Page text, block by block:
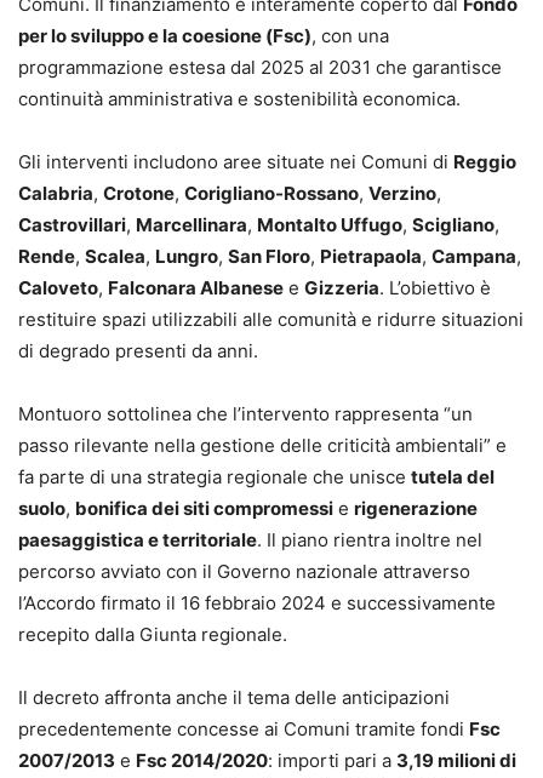
per lo sviluppo e la coesione (Fsc), con una
programmazione estesa dal 2025 al 2031 che garantisce
continuità amministrativa e sostenibilità economica.
Gli interventi includono aree situate nei Comuni di Reggio
Calabria, Crotone, Corigliano-Rossano, Verzino,
Castrovillari, Marcellinara, Montalto Uffugo, Scigliano,
Rende, Scalea, Lungro, San Floro, Pietrapaola, Campana,
Caloveto, Falconara Albanese e Gizzeria. L’obiettivo è
restituire spazi utilizzabili alle comunità e ridurre situazioni
di degrado presenti da anni.
Montuoro sottolinea che l’intervento rappresenta “un
passo rilevante nella gestione delle criticità ambientali” e
fa parte di una strategia regionale che unisce tutela del
suolo, bonifica dei siti compromessi e rigenerazione
paesaggistica e territoriale. Il piano rientra inoltre nel
percorso avviato con il Governo nazionale attraverso
l’Accordo firmato il 16 febbraio 2024 e successivamente
recepito dalla Giunta regionale.
Il decreto affronta anche il tema delle anticipazioni
precedentemente concesse ai Comuni tramite fondi Fsc
2007/2013 e Fsc 2014/2020: importi pari a 3,19 milioni di